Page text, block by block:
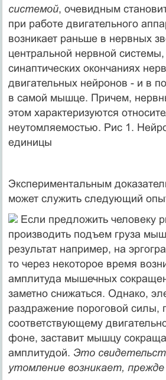
системой, очевидным
при работе двигательного
возникает раньше в нервных
центральной нервной системы,
синаптических окончаниях
двигательных нейронов - и в
в самой мышце. Причем,
этом характеризуются
неутомляемостью. Рис 1.
единицы
Экспериментальным
может служить следующий
Если предложить человеку
производить подъем груза
результат например, на
то через некоторое время
амплитуда мышечных
заметно снижаться. Однако,
раздражение пороговой силы,
соответствующему
фоне, заставит мышцу
амплитудой. Это
утомление возникает, прежде